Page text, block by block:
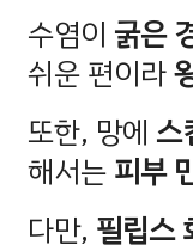
수염이 굵은
쉬운 편이라
또한, 망에 스
해서는피부
다만, 필립스